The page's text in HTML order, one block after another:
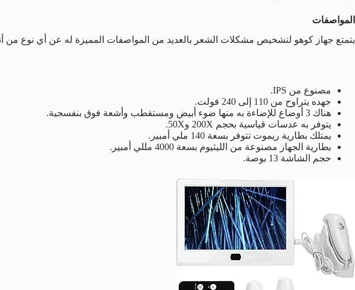
المواصفات
يتمتع جهاز كوهو لتشخيص مشكلات الشعر بالعديد من المواصفات المميزة له عن أي نوع من
مصنوع من IPS.
جهده يتراوح من 110 إلى 240 فولت.
هناك 3 أوضاع للإضاءة به منها ضوء أبيض ومستقطب وأشعة فوق بنفسجية.
يتوفر به عدسات قياسية بحجم 200X و50X.
يمتلك بطارية ريموت تتوفر بسعة 140 ملي أمبير.
بطارية الجهاز مصنوعة من الليثيوم بسعة 4000 مللي أمبير.
حجم الشاشة 13 بوصة.